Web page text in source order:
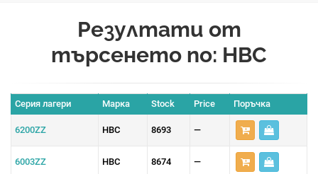
Резултати от
търсенето по: HBC
Серия лагери Марка Stock Price Поръчка
6200ZZ HBC 8693 —
6003ZZ HBC 8674 —